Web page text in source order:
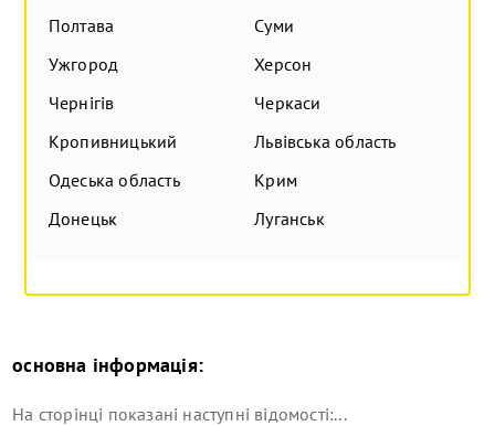
Полтава
Суми
Ужгород
Херсон
Чернігів
Черкаси
Кропивницький
Львівська область
Одеська область
Крим
Донецьк
Луганськ
основна інформація:
На сторінці показані наступні відомості:...